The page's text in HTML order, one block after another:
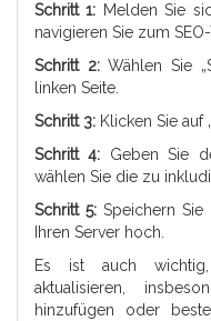
Schritt 1: Melden Sie
navigieren Sie zum SEO-
Schritt 2:Wählen Sie
linken Seite.
Schritt 3: Klicken Sie auf
Schritt 4: Geben Sie
wählen Sie die zu
Schritt 5:Speichern Sie
Ihren Server hoch.
Es ist auch
aktualisieren,
hinzufügen oder